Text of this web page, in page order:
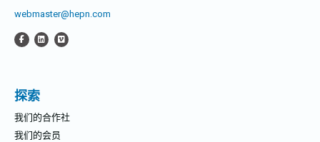
webmaster@hepn.com
探索
我们的合作社
我们的会员